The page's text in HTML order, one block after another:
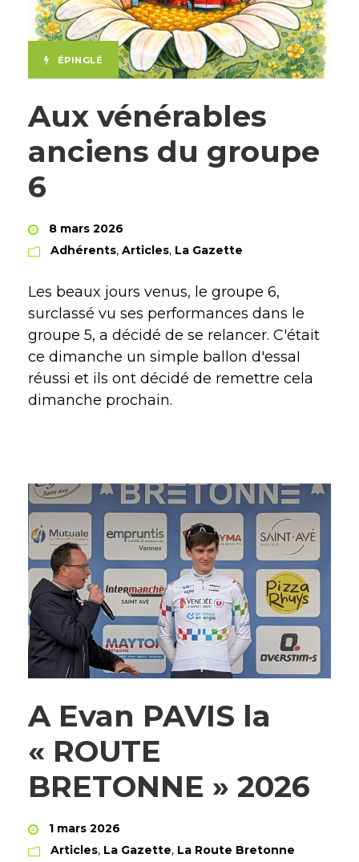
ÉPINGLÉ
Aux vénérables
anciens du groupe
6
8 mars 2026
Adhérents, Articles, La Gazette
Les beaux jours venus, le groupe 6,
surclassé vu ses performances dans le
groupe 5, a décidé de se relancer. C'était
ce dimanche un simple ballon d'essaI
réussi et ils ont décidé de remettre cela
dimanche prochain.
A Evan PAVIS la
« ROUTE
BRETONNE » 2026
1 mars 2026
Articles, La Gazette, La Route Bretonne